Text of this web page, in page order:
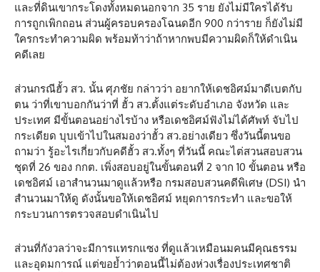
และที่ดินเขากระโดงทั้งหมดนอกจาก 35 ราย ยังไม่มีใครได้รับ
การถูกเพิกถอน ส่วนผู้ครอบครองโฉนดอีก 900 กว่าราย ก็ยังไม่มี
ใครกระทำความผิด พร้อมท้าว่าถ้าหากพบมีความผิดก็ให้ดำเนิน
คดีเลย
ส่วนกรณีฮั้ว สว. นั้น ศุภชัย กล่าวว่า อยากให้เดชอิศม์มาดีเบตกับ
ตน ว่าที่เขาบอกกันว่าที่ ฮั้ว สว.ตั้งแต่ระดับอำเภอ จังหวัด และ
ประเทศ มีขั้นตอนอย่างไรบ้าง หรือเดชอิศม์ฟังไม่ได้ศัพท์ จับไป
กระเดียด บุบเข้าไปในสมองว่าฮั้ว สว.อย่างเดียว ซึ่งวันนี้ตนขอ
ถามว่า รู้อะไรเกี่ยวกับคดีฮั้ว สว.ทั้งๆ ที่วันนี้ คณะไต่สวนสอบสวน
ชุดที่ 26 ของ กกต. เพิ่งสอบอยู่ในขั้นตอนที่ 2 จาก 10 ขั้นตอน หรือ
เดชอิศม์ เอาสำนวนมาดูแล้วหรือ กรมสอบสวนคดีพิเศษ (DSI) นำ
สำนวนมาให้ดู ดังนั้นขอให้เดชอิศม์ หยุดการกระทำ และขอให้
กระบวนการตรวจสอบดำเนินไป
ส่วนที่กังวลว่าจะมีการแทรกแซง ที่ดูแล้วเหมือนมคนมีคุณธรรม
และอุดมการณ์ แต่ขอย้ำว่าตอนนี้ไม่ต้องห่วงเรื่องประเทศชาติ